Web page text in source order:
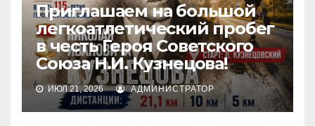
Приглашаем на большой
легкоатлетический пробег
в честь Героя Советского
Союза Н.И. Кузнецова!
ИЮЛ 21, 2026 АДМИНИСТРАТОР